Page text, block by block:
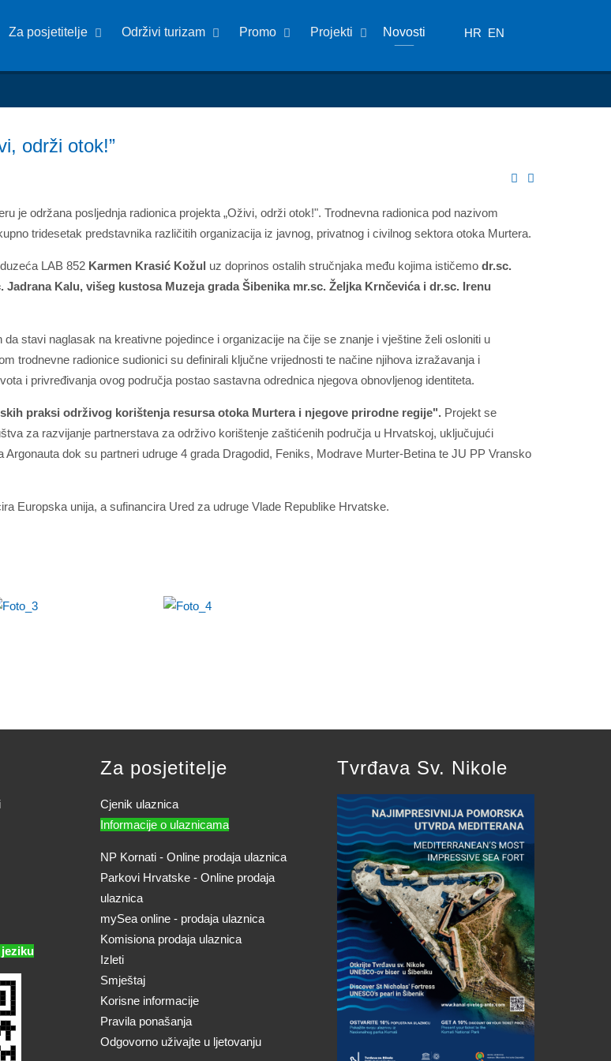
Za posjetitelje Održivi turizam Promo Projekti Novosti HR EN
održi otok!”
je održana posljednja radionica projekta „Oživi, održi otok!". Trodnevna radionica pod nazivom
tridesetak predstavnika različitih organizacija iz javnog, privatnog i civilnog sektora otoka Murtera.
LAB 852 Karmen Krasić Kožul uz doprinos ostalih stručnjaka među kojima ističemo dr.sc.
Kalu, višeg kustosa Muzeja grada Šibenika mr.sc. Željka Krnčevića i dr.sc. Irenu
da stavi naglasak na kreativne pojedince i organizacije na čije se znanje i vještine želi osloniti u
trodnevne radionice sudionici su definirali ključne vrijednosti te načine njihova izražavanja i
i privređivanja ovog područja postao sastavna odrednica njegova obnovljenog identiteta.
praksi održivog korištenja resursa otoka Murtera i njegove prirodne regije". Projekt se
za razvijanje partnerstava za održivo korištenje zaštićenih područja u Hrvatskoj, uključujući
dok su partneri udruge 4 grada Dragodid, Feniks, Modrave Murter-Betina te JU PP Vransko
Europska unija, a sufinancira Ured za udruge Vlade Republike Hrvatske.
Za posjetitelje
Cjenik ulaznica
Informacije o ulaznicama
NP Kornati - Online prodaja ulaznica
Parkovi Hrvatske - Online prodaja
ulaznica
mySea online - prodaja ulaznica
Komisiona prodaja ulaznica
Izleti
Smještaj
Korisne informacije
Pravila ponašanja
Odgovorno uživajte u ljetovanju
Tvrđava Sv. Nikole